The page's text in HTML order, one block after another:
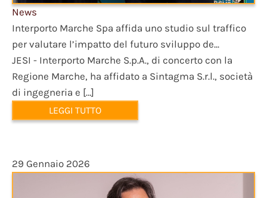
News
Interporto Marche Spa affida uno studio sul traffico
per valutare l’impatto del futuro sviluppo de...
JESI - Interporto Marche S.p.A., di concerto con la
Regione Marche, ha affidato a Sintagma S.r.l., società
di ingegneria e […]
LEGGI TUTTO
29 Gennaio 2026